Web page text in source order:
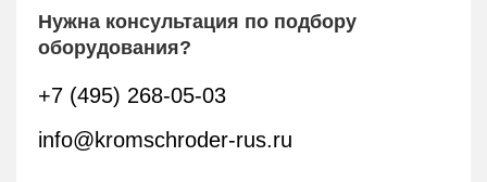
Нужна консультация по подбору
оборудования?
+7 (495) 268-05-03
info@kromschroder-rus.ru